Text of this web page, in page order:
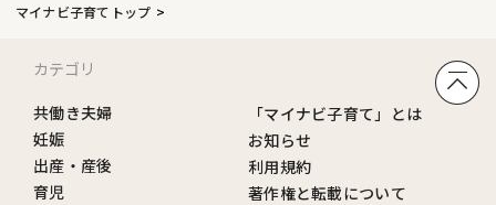
マイナビ子育てトップ
カテゴリ
共働き夫婦
妊娠
出産・産後
育児
「マイナビ子育て」とは
お知らせ
利用規約
著作権と転載について